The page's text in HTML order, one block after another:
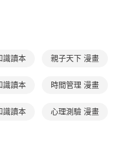
商條碼／台灣大直營門市／銀行轉
繳費。
司」（以下簡稱本公司）所提供，讓
本公司帳單繳交帳款。
料之確認、核對及更正。
」後，將跳轉至「AFTEE先享後付」
知簡訊。
，方視為交易完成。
繳費，但若您需要取消訂單，請聯絡
相關疑問，請聯繫「AFTEE先享後付
運費
郵局i郵箱)
識讀本 親子天下 漫畫
識讀本 時間管理 漫畫
識讀本 心理測驗 漫畫